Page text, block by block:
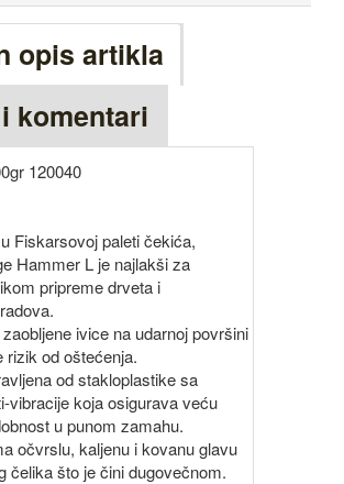
opis artikla
komentari
120040
Fiskarsovoj paleti čekića,
Hammer L je najlakši za
pripreme drveta i
ivice na udarnoj površini
rizik od oštećenja.
od stakloplastike sa
vibracije koja osigurava veću
u punom zamahu.
očvrslu, kaljenu i kovanu glavu
čelika što je čini dugovečnom.